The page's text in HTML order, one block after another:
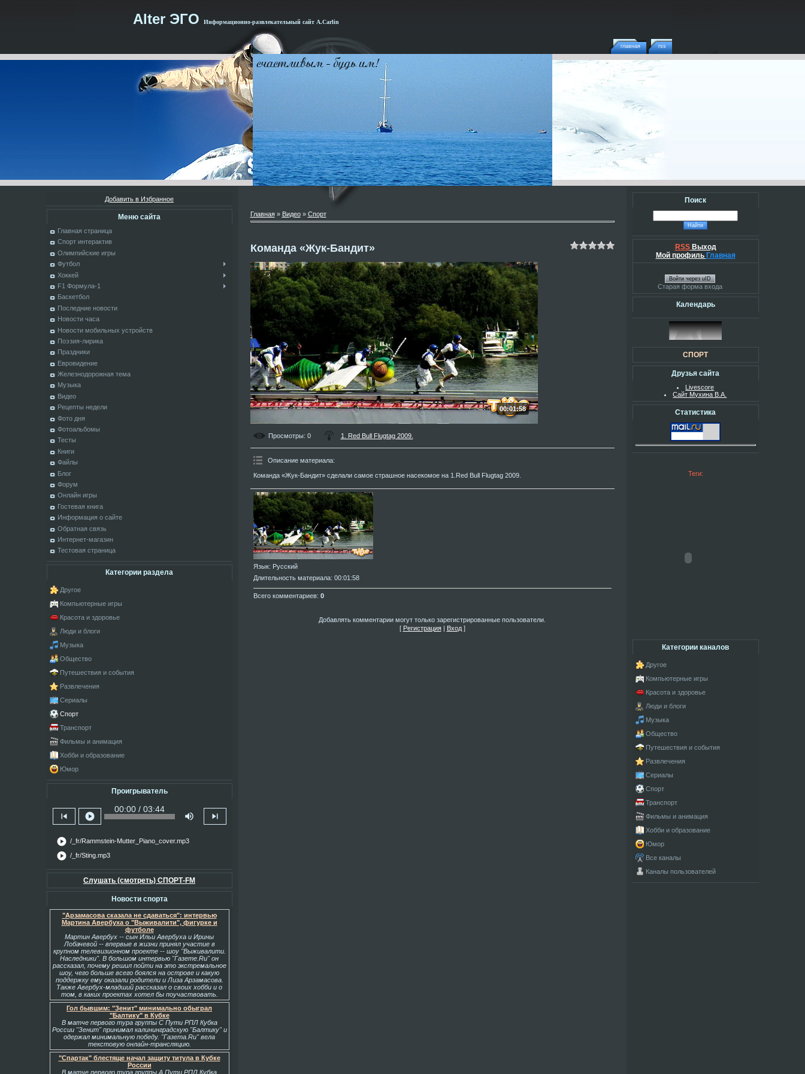
Alter ЭГО Информационно-развлекательный сайт А.Carlin
rss
главная
Добавить в Избранное
Меню сайта
Главная страница
Спорт интерактив
Олимпийские игры
Футбол
Хоккей
F1 Формула-1
Баскетбол
Последние новости
Новости часа
Новости мобильных устройств
Поэзия-лирика
Праздники
Евровидение
Железнодорожная тема
Музыка
Видео
Рецепты недели
Фото дня
Фотоальбомы
Тесты
Книги
Файлы
Блог
Форум
Онлайн игры
Гостевая книга
Информация о сайте
Обратная связь
Интернет-магазин
Тестовая страница
Категории раздела
Другое
Компьютерные игры
Красота и здоровье
Люди и блоги
Музыка
Общество
Путешествия и события
Развлечения
Сериалы
Спорт
Транспорт
Фильмы и анимация
Хобби и образование
Юмор
Проигрыватель
skip_previous play_circle
00:00 / 03:44
volume_up skip_next
play_circle /_fr/Rammstein-Mutter_Piano_cover.mp3
play_circle /_fr/Sting.mp3
Слушать (смотреть) СПОРТ-FM
Новости спорта
"Арзамасова сказала не сдаваться": интервью
Мартина Авербуха о "Выживалити", фигурке и
футболе
Мартин Авербух -- сын Ильи Авербуха и Ирины
Лобачевой -- впервые в жизни принял участие в
крупном телевизионном проекте -- шоу "Выживалити.
Наследники". В большом интервью "Газете.Ru" он
рассказал, почему решил пойти на это экстремальное
шоу, чего больше всего боялся на острове и какую
поддержку ему оказали родители и Лиза Арзамасова.
Также Авербух-младший рассказал о своих хобби и о
том, в каких проектах хотел бы поучаствовать.
Гол бывшим: "Зенит" минимально обыграл
"Балтику" в Кубке
В матче первого тура группы С Пути РПЛ Кубка
России "Зенит" принимал калининградскую "Балтику" и
одержал минимальную победу. "Газета.Ru" вела
текстовую онлайн-трансляцию.
"Спартак" блестяще начал защиту титула в Кубке
России
В матче первого тура группы А Пути РПЛ Кубка
Главная» Видео» Спорт
Команда «Жук-Бандит»
00:01:58
Просмотры: 0 1. Red Bull Flugtag 2009.
Описание материала:
Команда «Жук-Бандит» сделали самое страшное насекомое на 1.Red Bull Flugtag 2009.
Язык: Русский
Длительность материала: 00:01:58
Всего комментариев: 0
Добавлять комментарии могут только зарегистрированные пользователи.
[ Регистрация| Вход]
Поиск
RSS Выход
Мой профиль Главная
Войти через uID
Старая форма входа
Календарь
СПОРТ
Друзья сайта
Livescore
Сайт Мухина В.А.
Статистика
Теги:
Категории каналов
Другое
Компьютерные игры
Красота и здоровье
Люди и блоги
Музыка
Общество
Путешествия и события
Развлечения
Сериалы
Спорт
Транспорт
Фильмы и анимация
Хобби и образование
Юмор
Все каналы
Каналы пользователей